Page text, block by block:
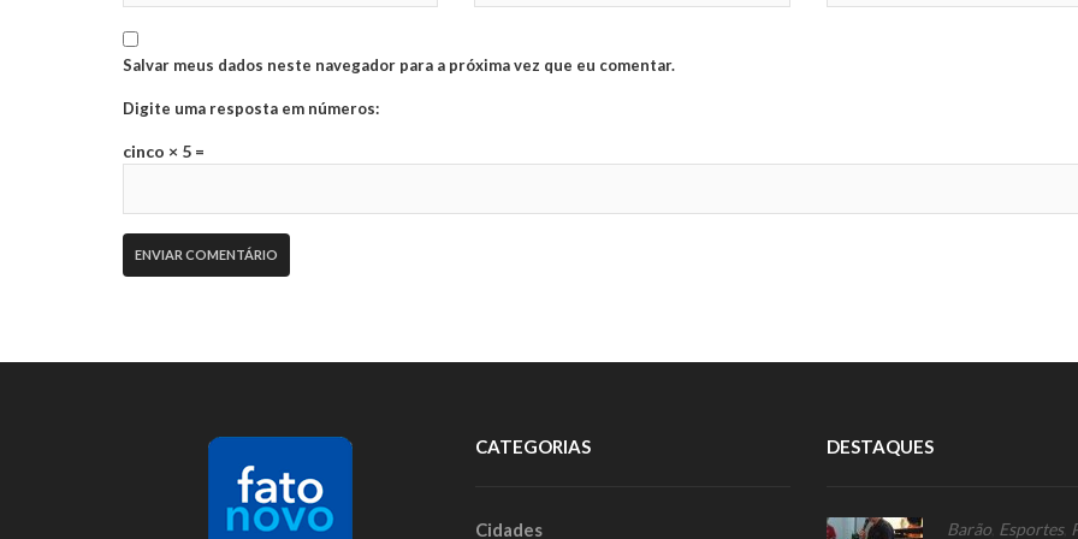
Salvar meus dados neste navegador para a próxima vez que eu comentar.
Digite uma resposta em números:
cinco × 5 =
CATEGORIAS
Cidades
DESTAQUES
Barão Esportes,